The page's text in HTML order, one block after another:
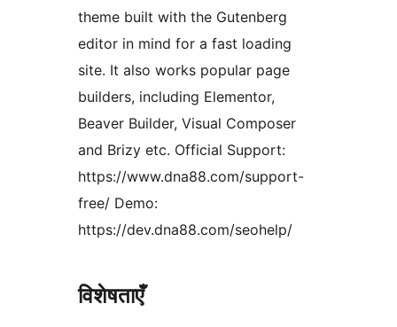
theme built with the Gutenberg
editor in mind for a fast loading
site. It also works popular page
builders, including Elementor,
Beaver Builder, Visual Composer
and Brizy etc. Official Support:
https://www.dna88.com/support-
free/ Demo:
https://dev.dna88.com/seohelp/
विशेषताएँ